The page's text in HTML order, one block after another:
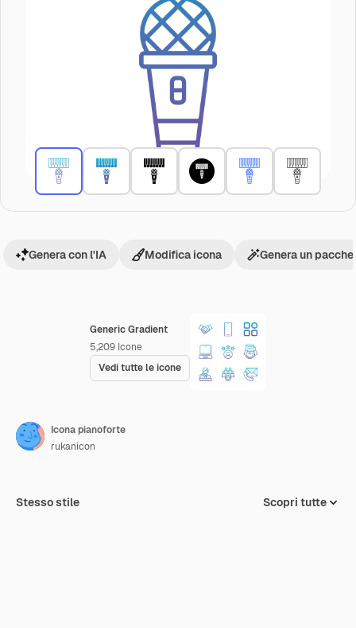
Generic Gradient
5,209 Icone
Vedi tutte le icone
Genera con l'IA Modifica icona Genera un
Icona pianoforte
rukanicon
Stesso stile Scopri tutte